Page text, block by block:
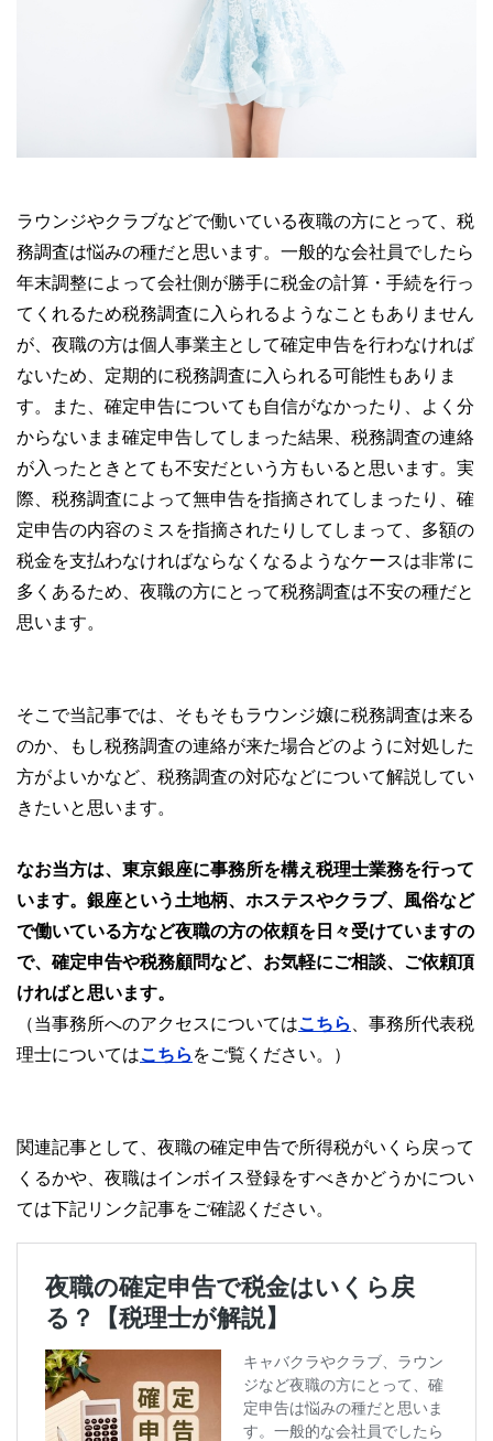
ラウンジやクラブなどで働いている夜職の方にとって、税
務調査は悩みの種だと思います。一般的な会社員でしたら
年末調整によって会社側が勝手に税金の計算・手続を行っ
てくれるため税務調査に入られるようなこともありません
が、夜職の方は個人事業主として確定申告を行わなければ
ないため、定期的に税務調査に入られる可能性もありま
す。また、確定申告についても自信がなかったり、よく分
からないまま確定申告してしまった結果、税務調査の連絡
が入ったときとても不安だという方もいると思います。実
際、税務調査によって無申告を指摘されてしまったり、確
定申告の内容のミスを指摘されたりしてしまって、多額の
税金を支払わなければならなくなるようなケースは非常に
多くあるため、夜職の方にとって税務調査は不安の種だと
思います。
そこで当記事では、そもそもラウンジ嬢に税務調査は来る
のか、もし税務調査の連絡が来た場合どのように対処した
方がよいかなど、税務調査の対応などについて解説してい
きたいと思います。
なお当方は、東京銀座に事務所を構え税理士業務を行って
います。銀座という土地柄、ホステスやクラブ、風俗など
で働いている方など夜職の方の依頼を日々受けていますの
で、確定申告や税務顧問など、お気軽にご相談、ご依頼頂
ければと思います。
（当事務所へのアクセスについてはこちら
、事務所代表税
理士についてはこちら をご覧ください。）
関連記事として、夜職の確定申告で所得税がいくら戻って
くるかや、夜職はインボイス登録をすべきかどうかについ
ては下記リンク記事をご確認ください。